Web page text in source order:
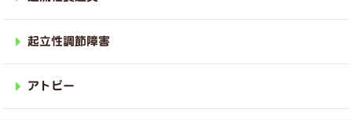
起立性調節障害
アトピー